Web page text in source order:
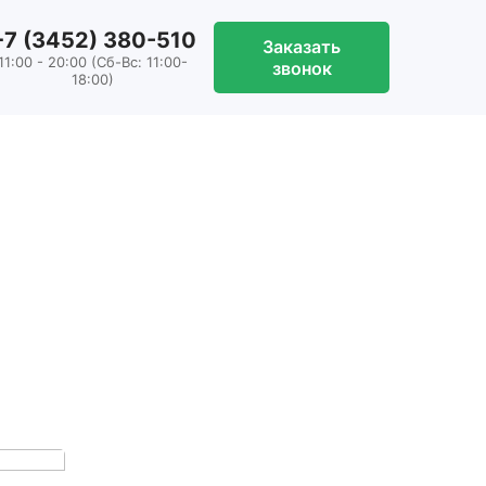
(3452) 380-510
- 20:00 (Сб-Вс: 11:00-
18:00)
Заказать
звонок